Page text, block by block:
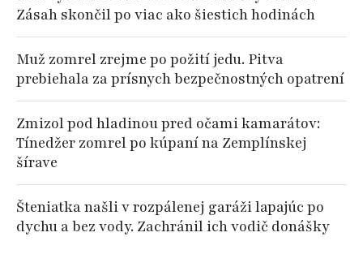
Zásah skončil po viac ako šiestich hodinách
Muž zomrel zrejme po požití jedu. Pitva
prebiehala za prísnych bezpečnostných opatrení
Zmizol pod hladinou pred očami kamarátov:
Tínedžer zomrel po kúpaní na Zemplínskej
šírave
Šteniatka našli v rozpálenej garáži lapajúc po
dychu a bez vody. Zachránil ich vodič donášky